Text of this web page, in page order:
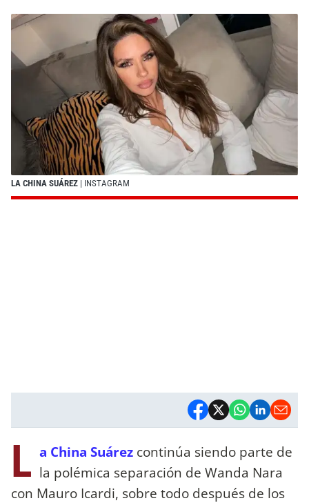
LA CHINA SUÁREZ | INSTAGRAM
L a China Suárez continúa siendo parte de
la polémica separación de Wanda Nara
con Mauro Icardi, sobre todo después de los